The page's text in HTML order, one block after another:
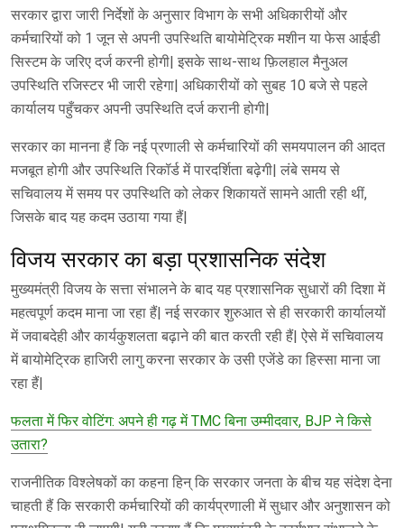
सरकार द्वारा जारी निर्देशों के अनुसार विभाग के सभी अधिकारीयों और
कर्मचारियों को 1 जून से अपनी उपस्थिति बायोमेट्रिक मशीन या फेस आईडी
सिस्टम के जरिए दर्ज करनी होगी| इसके साथ-साथ फ़िलहाल मैनुअल
उपस्थिति रजिस्टर भी जारी रहेगा| अधिकारीयों को सुबह 10 बजे से पहले
कार्यालय पहुँचकर अपनी उपस्थिति दर्ज करानी होगी|
सरकार का मानना हैं कि नई प्रणाली से कर्मचारियों की समयपालन की आदत
मजबूत होगी और उपस्थिति रिकॉर्ड में पारदर्शिता बढ़ेगी| लंबे समय से
सचिवालय में समय पर उपस्थिति को लेकर शिकायतें सामने आती रही थीं,
जिसके बाद यह कदम उठाया गया हैं|
विजय सरकार का बड़ा प्रशासनिक संदेश
मुख्यमंत्री विजय के सत्ता संभालने के बाद यह प्रशासनिक सुधारों की दिशा में
महत्वपूर्ण कदम माना जा रहा हैं| नई सरकार शुरुआत से ही सरकारी कार्यालयों
में जवाबदेही और कार्यकुशलता बढ़ाने की बात करती रही हैं| ऐसे में सचिवालय
में बायोमेट्रिक हाजिरी लागु करना सरकार के उसी एजेंडे का हिस्सा माना जा
रहा हैं|
फलता में फिर वोटिंग: अपने ही गढ़ में TMC बिना उम्मीदवार, BJP ने किसे
उतारा?
राजनीतिक विश्लेषकों का कहना हिन् कि सरकार जनता के बीच यह संदेश देना
चाहती हैं कि सरकारी कर्मचारियों की कार्यप्रणाली में सुधार और अनुशासन को